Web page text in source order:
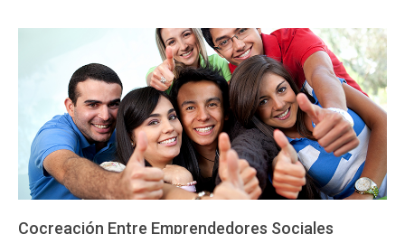
Cocreación Entre Emprendedores Sociales